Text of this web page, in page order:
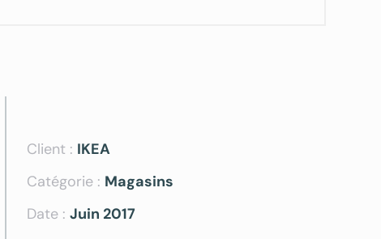
Client : IKEA
Catégorie : Magasins
Date : Juin 2017